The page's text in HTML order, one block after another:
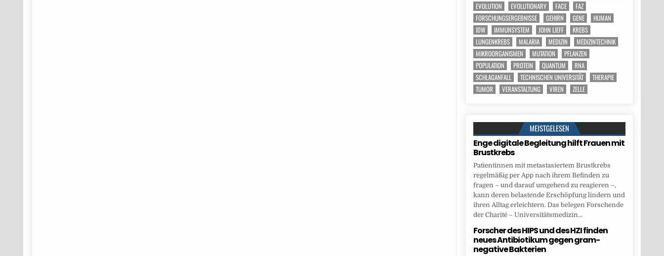
EVOLUTION
EVOLUTIONARY FACE
FAZ
FORSCHUNGSERGEBNISSE
GEHIRN GENE
HUMAN
IDW
IMMUNSYSTEM JOHN LIEFF
KREBS
LUNGENKREBS
MALARIA MEDIZIN
MEDIZINTECHNIK
MIKROORGANISMEN
MUTATION
PFLANZEN
POPULATION
PROTEIN QUANTUM
RNA
SCHLAGANFALL
TECHNISCHEN UNIVERSITÄT
THERAPIE
TUMOR
VERANSTALTUNG VIREN ZELLE
MEISTGELESEN
Enge digitale Begleitung hilft Frauen mit
Brustkrebs
Patientinnen mit metastasiertem Brustkrebs
regelmäßig per App nach ihrem Befinden zu
fragen – und darauf umgehend zu reagieren –,
kann deren belastende Erschöpfung lindern und
ihren Alltag erleichtern. Das belegen Forschende
der Charité – Universitätsmedizin...
Forscher des HIPS und des HZI finden
neues Antibiotikum gegen gram-
negative Bakterien